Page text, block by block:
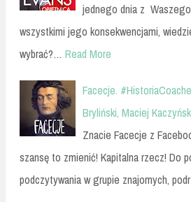
jednego dnia z
wszystkimi jego konsekwencjami,
wybrać?… Read More
Facecje.
Bryliński, Maciej
Znacie Facecje z
szansę to zmienić! Kapitalna rzecz! Do
podczytywania w grupie znajomych,